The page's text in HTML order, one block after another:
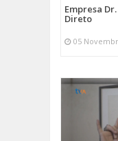
Empresa
Direto
05